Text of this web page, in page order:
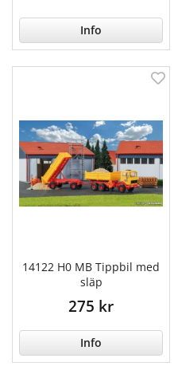
Info
14122 H0 MB Tippbil med
släp
275 kr
Info